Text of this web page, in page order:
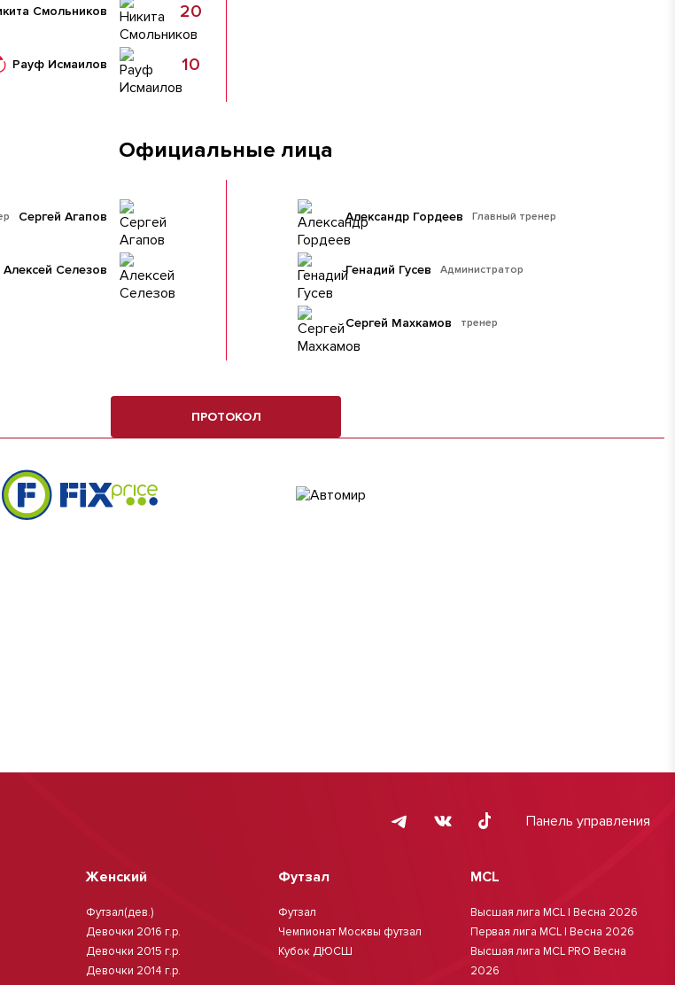
Смольников 20
Рауф Исмаилов 10
Официальные лица
Сергей Агапов
Алексей Селезов
Главный тренер
Александр Гордеев
Администратор
Генадий Гусев
тренер
Сергей Махкамов
ПРОТОКОЛ
Панель управления
Женский
Футзал(дев.)
Девочки 2016 г.р.
Девочки 2015 г.р.
Девочки 2014 г.р.
Футзал
Футзал
Чемпионат Москвы футзал
Кубок ДЮСШ
MCL
Высшая лига MCL | Весна 2026
Первая лига MCL | Весна 2026
Высшая лига MCL PRO Весна
2026